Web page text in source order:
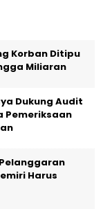
Korban Ditipu
Miliaran
Dukung Audit
Pemeriksaan
Harus